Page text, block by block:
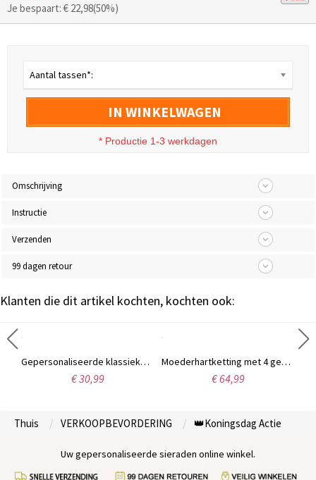
Je bespaart: € 22,98(50%)
Aantal tassen*:
IN WINKELWAGEN
* Productie 1-3 werkdagen
Omschrijving
Instructie
Verzenden
99 dagen retour
Klanten die dit artikel kochten, kochten ook:
Gepersonaliseerde klassieke naam ketting in 18k goud verguld
€ 30,99
Moederhartketting met 4 gepersonaliseerde geboortestenen en naam
€ 64,99
Thuis VERKOOPBEVORDERING 👑Koningsdag Actie
Uw gepersonaliseerde sieraden online winkel.